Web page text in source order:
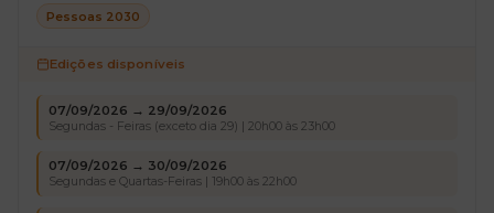
Pessoas 2030
Edições disponíveis
07/09/2026 → 29/09/2026
Segundas - Feiras (exceto dia 29) | 20h00 às 23h00
07/09/2026 → 30/09/2026
Segundas e Quartas-Feiras | 19h00 às 22h00